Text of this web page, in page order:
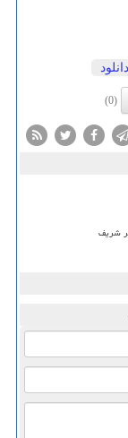
دانلود
(0)
شریف